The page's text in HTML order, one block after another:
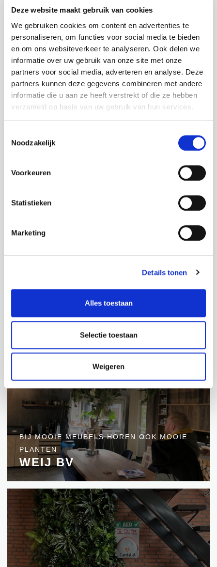
Deze website maakt gebruik van cookies
We gebruiken cookies om content en advertenties te
personaliseren, om functies voor social media te bieden
en om ons websiteverkeer te analyseren. Ook delen we
informatie over uw gebruik van onze site met onze
partners voor social media, adverteren en analyse. Deze
partners kunnen deze gegevens combineren met andere
informatie die u aan ze heeft verstrekt of die ze hebben
verzameld op basis van uw gebruik van hun services.
Noodzakelijk
Voorkeuren
Statistieken
Marketing
Details tonen
Alles toestaan
Selectie toestaan
Weigeren
SEMPERVIRENS BUSH /
SC-13006UV
BUXUS
Hoogte: 31 cm
Diameter pot: 9 cm
€ 23,95
BEKIJK PRODUCT
FICUS LONGIFOLIA / SC-
3004
FICUS
Hoogte pot: 15 cm
BEKIJK PRODUCT
PROJECTEN
BIJ MOOIE MEUBELS HOREN OOK MOOIE
PLANTEN
WEIJ BV